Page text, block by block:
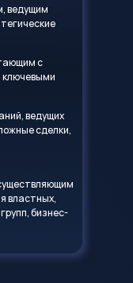
ведущим
ведущих
сделки,
с
ключевыми
властных,
бизнес-